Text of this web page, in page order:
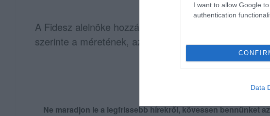
I want to allow Google
authentication
Data
A Fidesz alelnöke hozzátette: szerinte igazságosak az
szerinte a méretének, az általa közölt igényeknek
Ne maradjon le a legfrissebb hírekről, kövessen bennünket